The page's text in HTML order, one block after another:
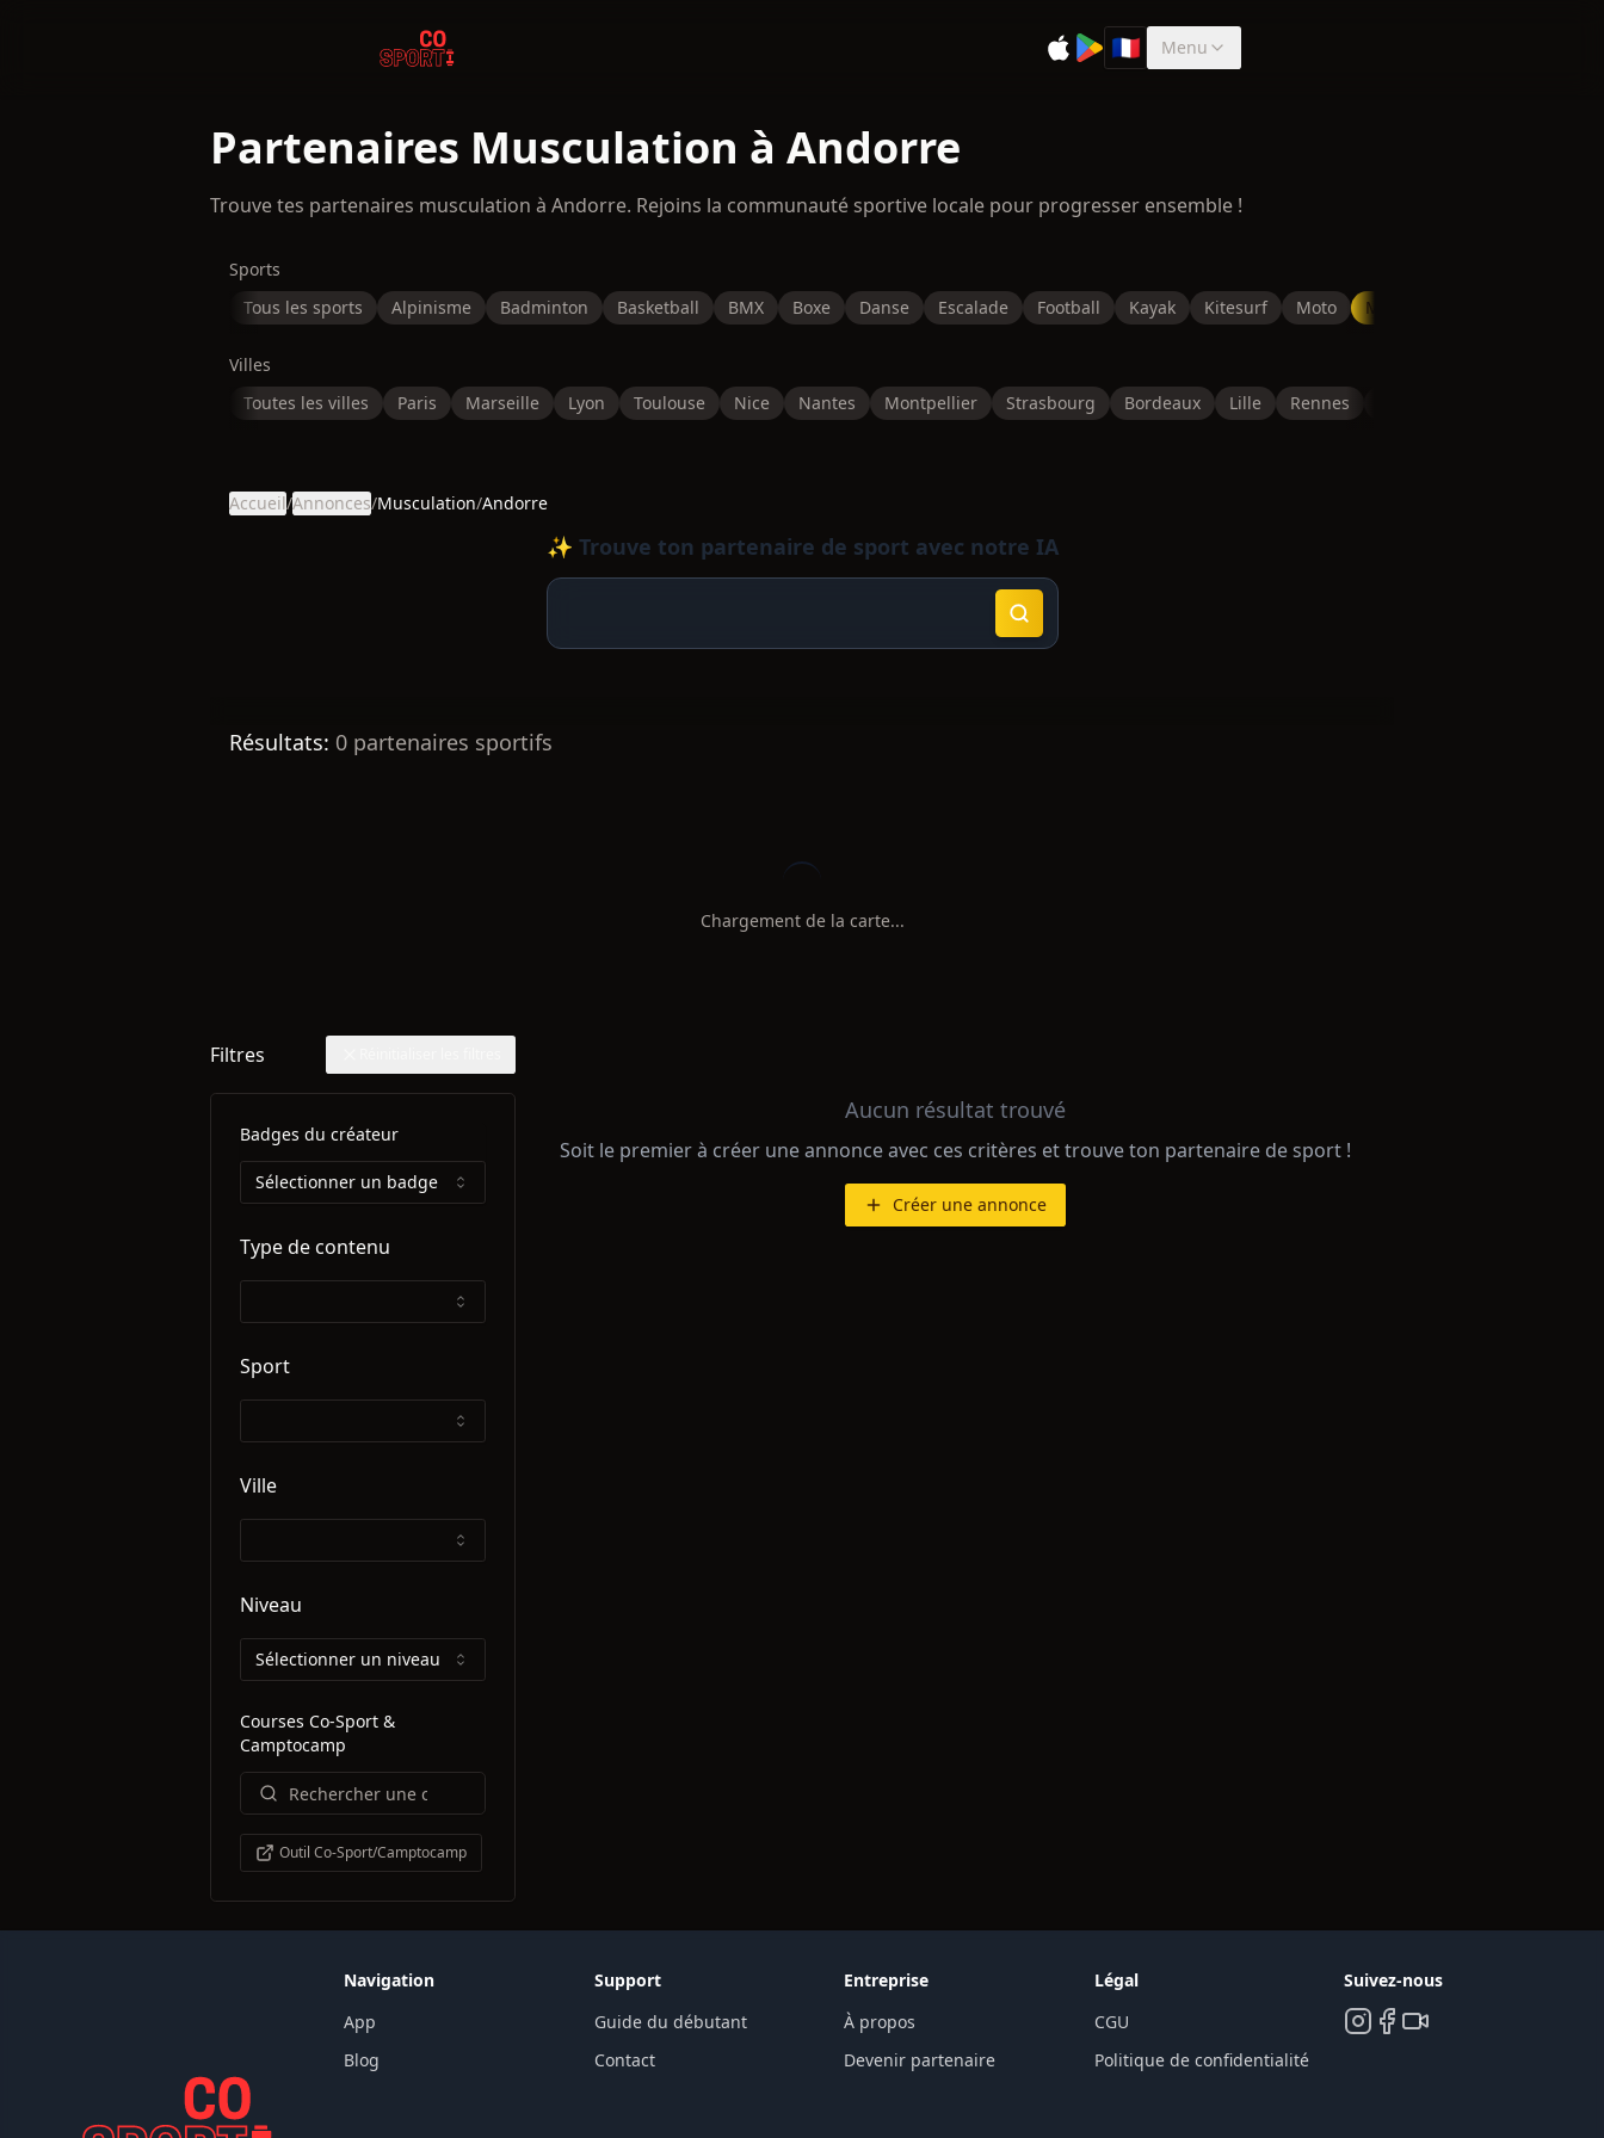
🇫🇷Sélectionner la langue
Menu
Partenaires Musculation à Andorre
Trouve tes partenaires musculation à Andorre. Rejoins la communauté sportive locale pour progresser ensemble !
Sports
Tous les sports
Alpinisme Badminton Basketball BMX Boxe Danse Escalade Football Kayak Kitesurf Moto Musculation
Villes
Toutes les villes
Paris Marseille Lyon Toulouse Nice Nantes Montpellier Strasbourg Bordeaux Lille Rennes
Accueil/Annonces/Musculation/Andorre
✨ Trouve ton partenaire de sport avec notre IA
Résultats: 0 partenaires sportifs
Chargement de la carte...
Filtres
Badges du créateur
Sélectionner un badge
Type de contenu
Sport
Ville
Niveau
Sélectionner un niveau
Courses Co-Sport &
Camptocamp
Outil Co-Sport/Camptocamp
Aucun résultat trouvé
Soit le premier à créer une annonce avec ces critères et trouve ton partenaire de sport !
Créer une annonce
Navigation
App
Blog
Support
Guide du débutant
Contact
Entreprise
À propos
Devenir partenaire
Légal
CGU
Politique de confidentialité
Suivez-nous